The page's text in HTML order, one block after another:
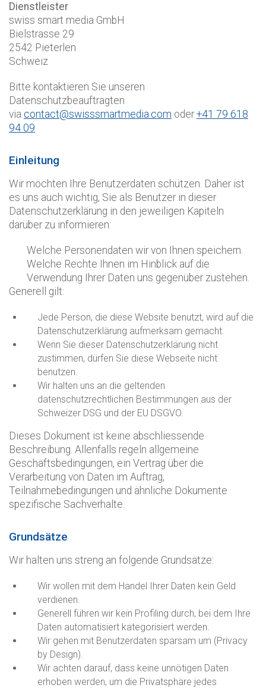
Dienstleister
swiss smart media GmbH
Bielstrasse 29
2542 Pieterlen
Schweiz
Bitte kontaktieren Sie unseren
Datenschutzbeauftragten
via contact@swisssmartmedia.com oder+41 79 618
94 09
Einleitung
Wir möchten Ihre Benutzerdaten schützen. Daher ist
es uns auch wichtig, Sie als Benutzer in dieser
Datenschutzerklärung in den jeweiligen Kapiteln
darüber zu informieren:
Welche Personendaten wir von Ihnen speichern.
Welche Rechte Ihnen im Hinblick auf die
Verwendung Ihrer Daten uns gegenüber zustehen.
Generell gilt:
Jede Person, die diese Website benutzt, wird auf die
Datenschutzerklärung aufmerksam gemacht.
Wenn Sie dieser Datenschutzerklärung nicht
zustimmen, dürfen Sie diese Webseite nicht
benutzen.
Wir halten uns an die geltenden
datenschutzrechtlichen Bestimmungen aus der
Schweizer DSG und der EU DSGVO.
Dieses Dokument ist keine abschliessende
Beschreibung. Allenfalls regeln allgemeine
Geschäftsbedingungen, ein Vertrag über die
Verarbeitung von Daten im Auftrag,
Teilnahmebedingungen und ähnliche Dokumente
spezifische Sachverhalte.
Grundsätze
Wir halten uns streng an folgende Grundsätze:
Wir wollen mit dem Handel Ihrer Daten kein Geld
verdienen.
Generell führen wir kein Profiling durch, bei dem Ihre
Daten automatisiert kategorisiert werden.
Wir gehen mit Benutzerdaten sparsam um (Privacy
by Design).
Wir achten darauf, dass keine unnötigen Daten
erhoben werden, um die Privatsphäre jedes